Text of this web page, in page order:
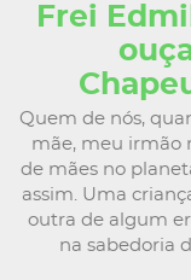
Frei
Quem de nós,
mãe, meu irmão
de mães no
assim. Uma
outra de algum
na sabedoria